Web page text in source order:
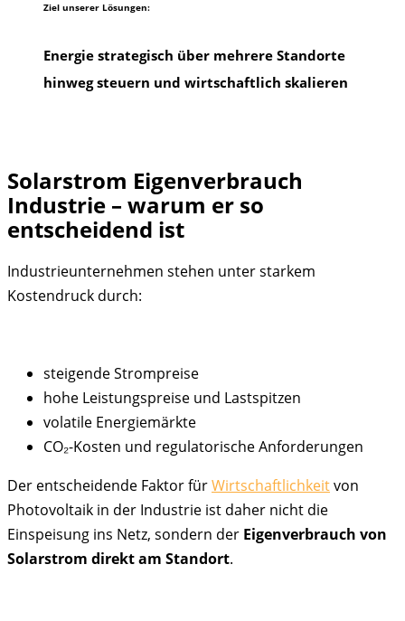
Ziel unserer Lösungen:
Energie strategisch über mehrere Standorte
hinweg steuern und wirtschaftlich skalieren
Solarstrom Eigenverbrauch
Industrie – warum er so
entscheidend ist
Industrieunternehmen stehen unter starkem
Kostendruck durch:
steigende Strompreise
hohe Leistungspreise und Lastspitzen
volatile Energiemärkte
CO₂-Kosten und regulatorische Anforderungen
Der entscheidende Faktor fürWirtschaftlichkeitvon
Photovoltaik in der Industrie ist daher nicht die
Einspeisung ins Netz, sondern der Eigenverbrauch von
Solarstrom direkt am Standort.